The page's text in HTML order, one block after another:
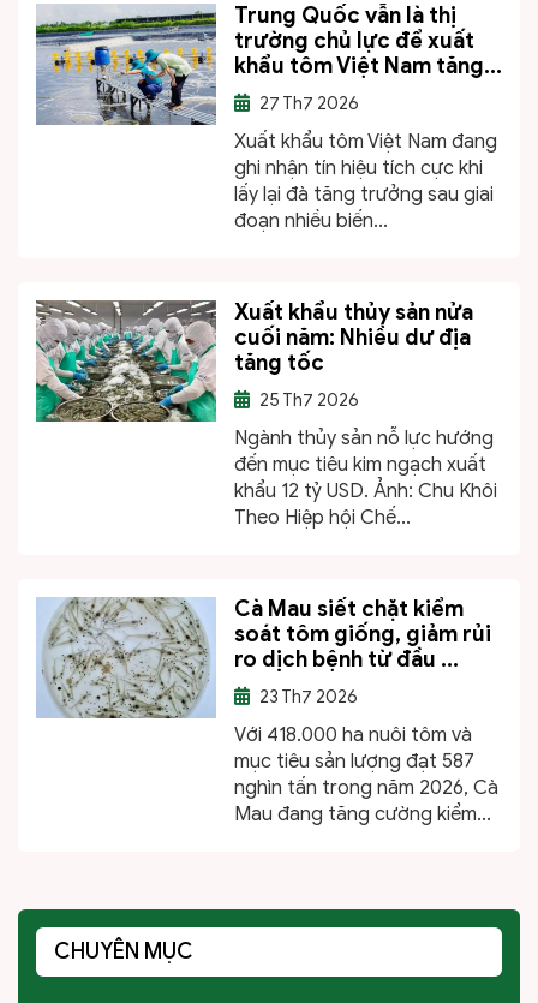
Trung Quốc vẫn là thị
trường chủ lực để xuất
khẩu tôm Việt Nam tăng...
27 Th7 2026
Xuất khẩu tôm Việt Nam đang
ghi nhận tín hiệu tích cực khi
lấy lại đà tăng trưởng sau giai
đoạn nhiều biến...
Xuất khẩu thủy sản nửa
cuối năm: Nhiều dư địa
tăng tốc
25 Th7 2026
Ngành thủy sản nỗ lực hướng
đến mục tiêu kim ngạch xuất
khẩu 12 tỷ USD. Ảnh: Chu Khôi
Theo Hiệp hội Chế...
Cà Mau siết chặt kiểm
soát tôm giống, giảm rủi
ro dịch bệnh từ đầu ...
23 Th7 2026
Với 418.000 ha nuôi tôm và
mục tiêu sản lượng đạt 587
nghìn tấn trong năm 2026, Cà
Mau đang tăng cường kiểm...
CHUYÊN MỤC